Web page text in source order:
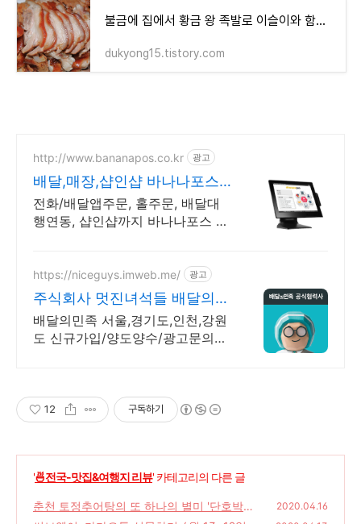
불금에 집에서 황금 왕 족발로 이슬이와 함께 혼술, '황금 왕 족발'
dukyong15.tistory.com
http://www.bananapos.co.kr 광고
배달,매장,샵인샵 바나나포스
가입시 1개월 무료
전화/배달앱주문, 홀주문, 배달대
행연동, 샵인샵까지 바나나포스 하
https://niceguys.imweb.me/ 광고
주식회사 멋진녀석들 배달의민
족 공식협력사
배달의민족 서울,경기도,인천,강원
도 신규가입/양도양수/광고문의
12 구독하기
'🍜전국-맛집&여행지 리뷰' 카테고리의 다른 글
춘천 토정추어탕의 또 하나의 별미 '단호박치
2020.04.16